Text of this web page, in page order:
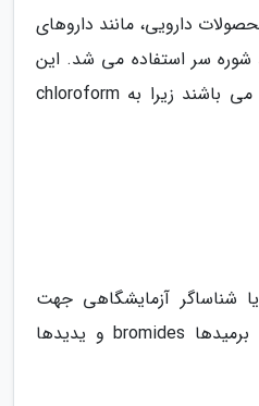
دارویی، مانند داروهای
سر استفاده می شد. این
موارد در حال حاضر ممنوع می باشند زیرا به chloroform
شناساگر آزمایشگاهی جهت
تشخیص آمین های اولیه، برمیدها bromides و یدیدها